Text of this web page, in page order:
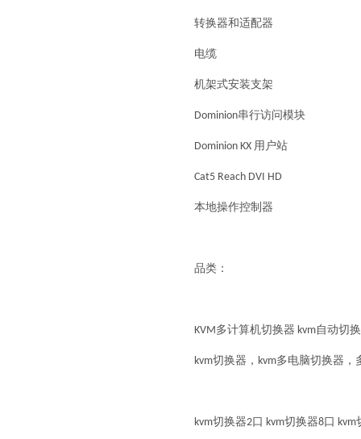
转换器和适配器
电缆
机架式安装支架
Dominion串行访问模块
Dominion KX 用户站
Cat5 Reach DVI HD
本地操作控制器
品类：
KVM多计算机切换器 kvm自动切
kvm切换器，kvm多电脑切换器，
kvm切换器2口 kvm切换器8口 kvm